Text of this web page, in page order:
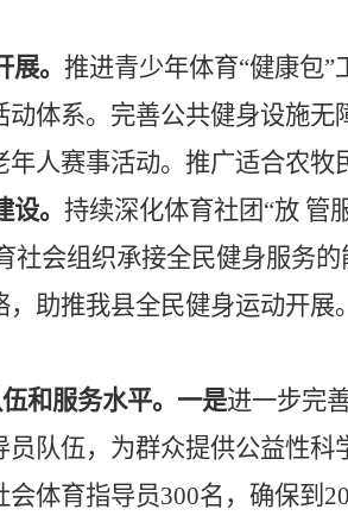
展。推进青少年体育“健康包
体系。完善公共健身设施
人赛事活动。推广适合农牧
设。持续深化体育社团“放 管
社会组织承接全民健身服务
助推我县全民健身运动开展
和服务水平。 一是进一步完
队伍，为群众提供公益性
体育指导员300名，确保到